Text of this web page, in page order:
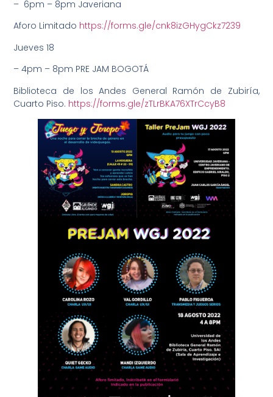
– 6pm – 8pm Javeriana
Aforo Limitado https://forms.gle/cnk8izGHygCkz7239
Jueves 18
– 4pm – 8pm PRE JAM BOGOTÁ
Biblioteca de los Andes General Ramón de Zubiría,
Cuarto Piso. https://forms.gle/zTLrBKA76XTrCcyB8